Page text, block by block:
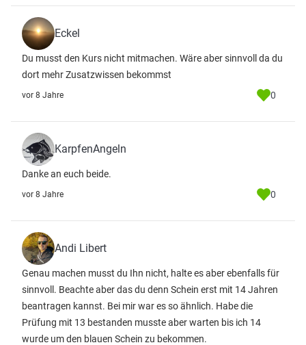
Eckel
Du musst den Kurs nicht mitmachen. Wäre aber sinnvoll da du
dort mehr Zusatzwissen bekommst
vor 8 Jahre 0
KarpfenAngeln
Danke an euch beide.
vor 8 Jahre 0
Andi Libert
Genau machen musst du Ihn nicht, halte es aber ebenfalls für
sinnvoll. Beachte aber das du denn Schein erst mit 14 Jahren
beantragen kannst. Bei mir war es so ähnlich. Habe die
Prüfung mit 13 bestanden musste aber warten bis ich 14
wurde um den blauen Schein zu bekommen.